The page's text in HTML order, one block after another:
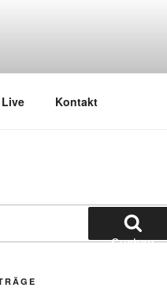
Live Kontakt
Suchen